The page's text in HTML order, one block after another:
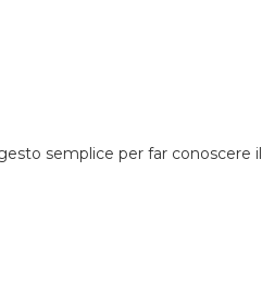
semplice per far conoscere il